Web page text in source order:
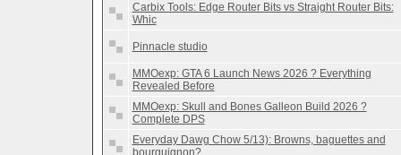
Carbix Tools: Edge Router Bits vs Straight Router Bits:
Whic
Pinnacle studio
MMOexp: GTA 6 Launch News 2026 ? Everything
Revealed Before
MMOexp: Skull and Bones Galleon Build 2026 ?
Complete DPS
Everyday Dawg Chow 5/13): Browns, baguettes and
bourguignon?